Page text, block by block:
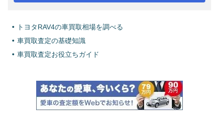
トヨタRAV4の車買取相場を調べる
車買取査定の基礎知識
車買取査定お役立ちガイド